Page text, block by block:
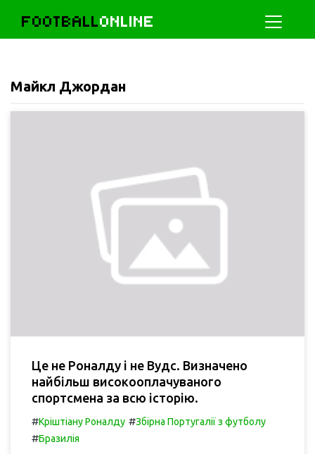
FOOTBALLONLINE
Майкл Джордан
Це не Роналду і не Вудс. Визначено
найбільш високооплачуваного
спортсмена за всю історію.
#Кріштіану Роналду #Збірна Португалії з футболу
#Бразилія